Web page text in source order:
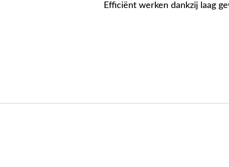
Efficiënt werken dankzij laag